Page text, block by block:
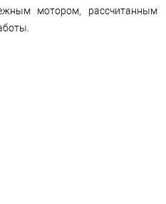
мотором, рассчитанным